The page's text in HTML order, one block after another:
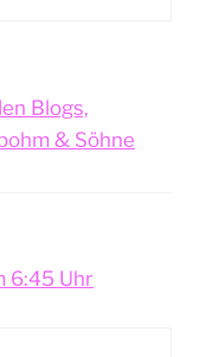
Blogs,
& Söhne
6:45 Uhr